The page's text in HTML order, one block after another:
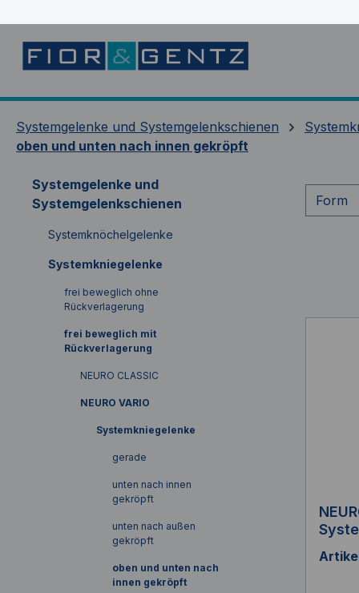
Systemgelenke und Systemgelenkschienen
oben und unten nach innen gekröpft
Systemgelenke und
Systemgelenkschienen
Systemknöchelgelenke
Systemkniegelenke
frei beweglich ohne
Rückverlagerung
frei beweglich mit
Rückverlagerung
NEURO CLASSIC
NEURO VARIO
Systemkniegelenke
gerade
unten nach innen
gekröpft
unten nach außen
gekröpft
oben und unten nach
innen gekröpft
Form